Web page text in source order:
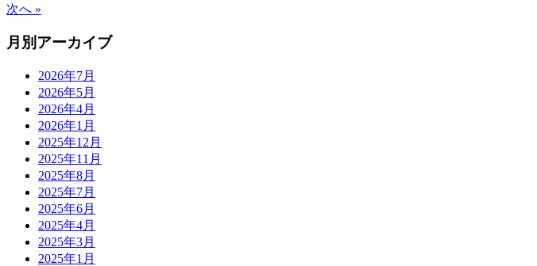
次へ »
月別アーカイブ
2026年7月
2026年5月
2026年4月
2026年1月
2025年12月
2025年11月
2025年8月
2025年7月
2025年6月
2025年4月
2025年3月
2025年1月